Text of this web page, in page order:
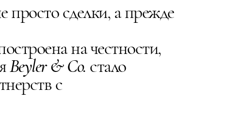
сделки, а прежде
на честности,
Beyler & Co. стало
с